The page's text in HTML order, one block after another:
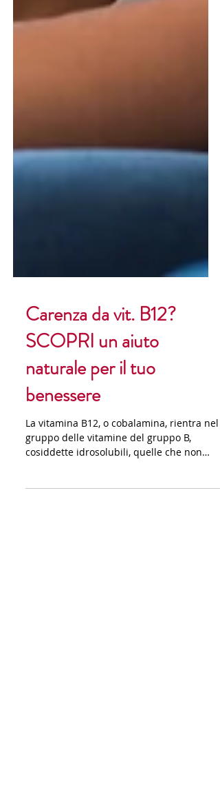
Carenza da vit. B12?
SCOPRI un aiuto
naturale per il tuo
benessere
gruppo delle vitamine del gruppo B,